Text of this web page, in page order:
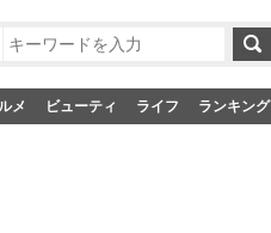
メ ビューティ ライフ ランキング